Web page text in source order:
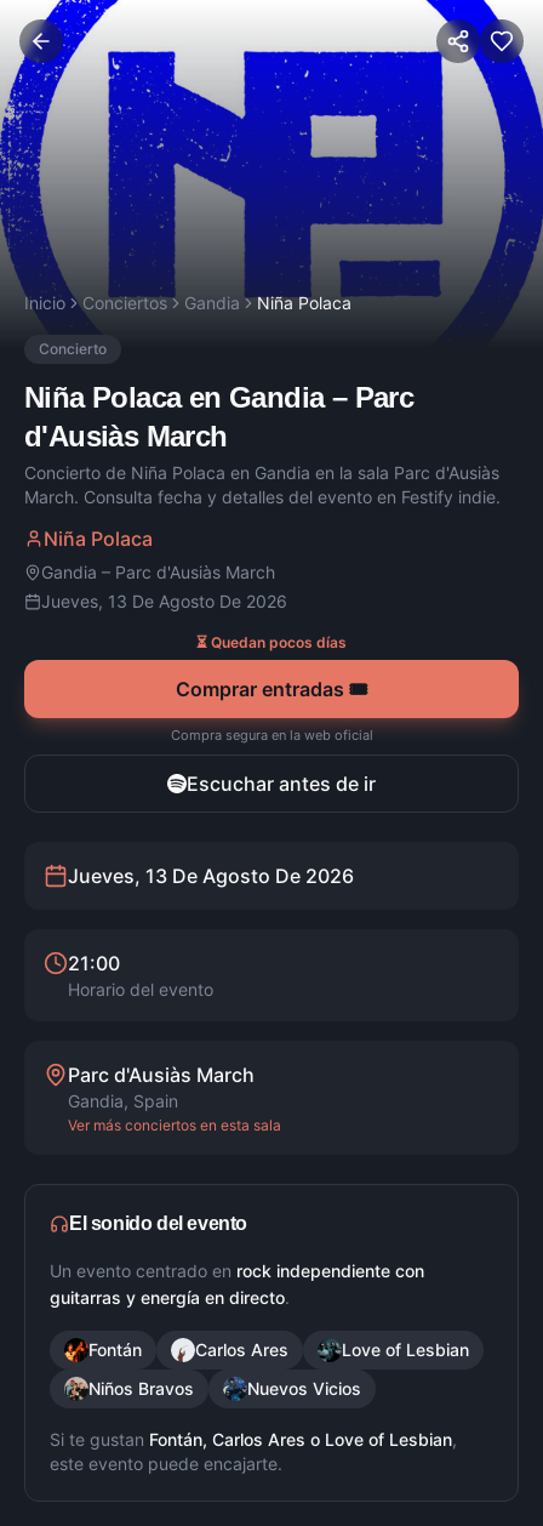
Inicio Conciertos Gandia Niña Polaca
Concierto
Niña Polacaen Gandia– Parc
d'Ausiàs March
Concierto de Niña Polaca en Gandia en la sala Parc d'Ausiàs
March. Consulta fecha y detalles del evento en Festify indie.
Niña Polaca
Gandia – Parc d'Ausiàs March
Jueves, 13 De Agosto De 2026
⏳ Quedan pocos días
Comprar entradas 🎟️
Compra segura en la web oficial
Escuchar antes de ir
Jueves, 13 De Agosto De 2026
21:00
Horario del evento
Parc d'Ausiàs March
Gandia, Spain
Ver más conciertos en esta sala
El sonido del evento
Un evento centrado en rock independiente con
guitarras y energía en directo.
Fontán Carlos Ares
Love of Lesbian
Niños Bravos
Nuevos Vicios
Si te gustan Fontán, Carlos Ares o Love of Lesbian,
este evento puede encajarte.